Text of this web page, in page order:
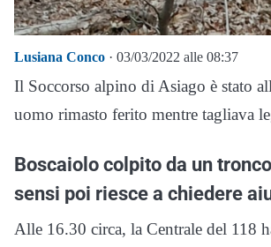
Lusiana Conco · 03/03/2022 alle 08:37
Il Soccorso alpino di Asiago è stato
uomo rimasto ferito mentre tagliava
Boscaiolo colpito da un
sensi poi riesce a chiedere
Alle 16.30 circa, la Centrale del 118